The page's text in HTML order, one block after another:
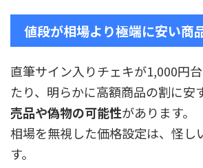
値段が相場より極端に安い商
直筆サイン入りチェキが1,000円
たり、明らかに高額商品の割に安
売品や偽物の可能性があります。
相場を無視した価格設定は、怪し
す。